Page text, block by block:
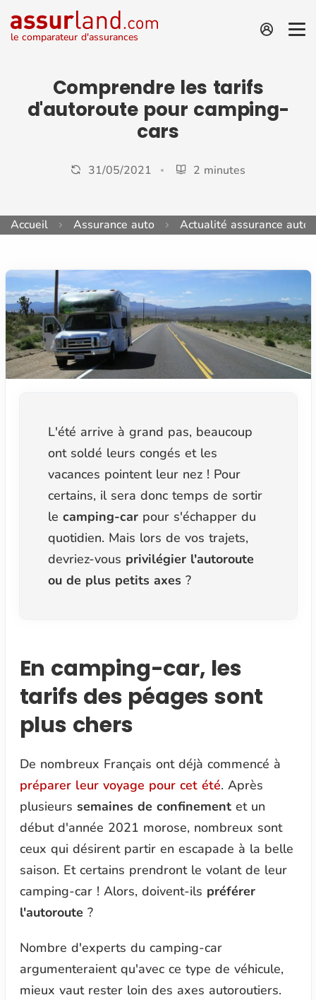
le comparateur d'assurances
Comprendre les tarifs
d'autoroute pour camping-
cars
31/05/2021 2 minutes
Accueil Assurance auto Actualité assurance auto
L'été arrive à grand pas, beaucoup
ont soldé leurs congés et les
vacances pointent leur nez ! Pour
certains, il sera donc temps de sortir
le camping-carpour s'échapper du
quotidien. Mais lors de vos trajets,
devriez-vous privilégier l'autoroute
ou de plus petits axes?
En camping-car, les
tarifs des péages sont
plus chers
De nombreux Français ont déjà commencé à
préparer leur voyage pour cet été. Après
plusieurs semaines de confinementet un
début d'année 2021 morose, nombreux sont
ceux qui désirent partir en escapade à la belle
saison. Et certains prendront le volant de leur
camping-car ! Alors, doivent-ils préférer
l'autoroute ?
Nombre d'experts du camping-car
argumenteraient qu'avec ce type de véhicule,
mieux vaut rester loin des axes autoroutiers.